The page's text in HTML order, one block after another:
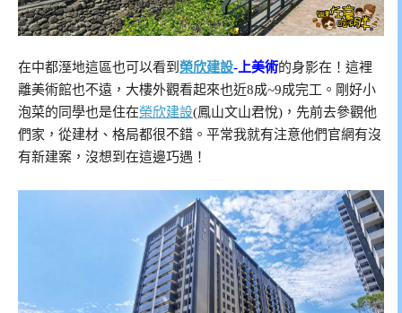
在中都溼地這區也可以看到 榮欣建設-上美術的身影在！這裡
離美術館也不遠，大樓外觀看起來也近8成~9成完工。剛好小
泡菜的同學也是住在榮欣建設(鳳山文山君悅)，先前去參觀他
們家，從建材、格局都很不錯。平常我就有注意他們官網有沒
有新建案，沒想到在這邊巧遇！